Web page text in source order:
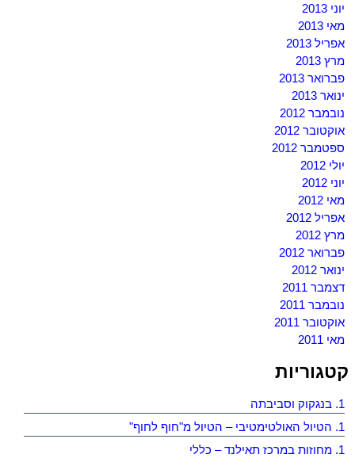
יוני 2013
מאי 2013
אפריל 2013
מרץ 2013
פברואר 2013
ינואר 2013
נובמבר 2012
אוקטובר 2012
ספטמבר 2012
יולי 2012
יוני 2012
מאי 2012
אפריל 2012
מרץ 2012
פברואר 2012
ינואר 2012
דצמבר 2011
נובמבר 2011
אוקטובר 2011
מאי 2011
קטגוריות
1. בנגקוק וסביבתה
1. הטיול האולטימטיבי – הטיול מ"חוף לחוף"
1. מחוזות במרכז תאילנד – כללי